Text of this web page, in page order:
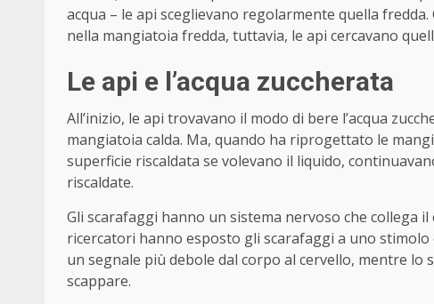
acqua – le api sceglievano regolarmente quella
nella mangiatoia fredda, tuttavia, le api cercavano
Le api e l’acqua zuccherata
All’inizio, le api trovavano il modo di bere l’acqua
mangiatoia calda. Ma, quando ha riprogettato le
superficie riscaldata se volevano il liquido,
riscaldate.
Gli scarafaggi hanno un sistema nervoso che collega
ricercatori hanno esposto gli scarafaggi a uno
un segnale più debole dal corpo al cervello, mentre lo
scappare.